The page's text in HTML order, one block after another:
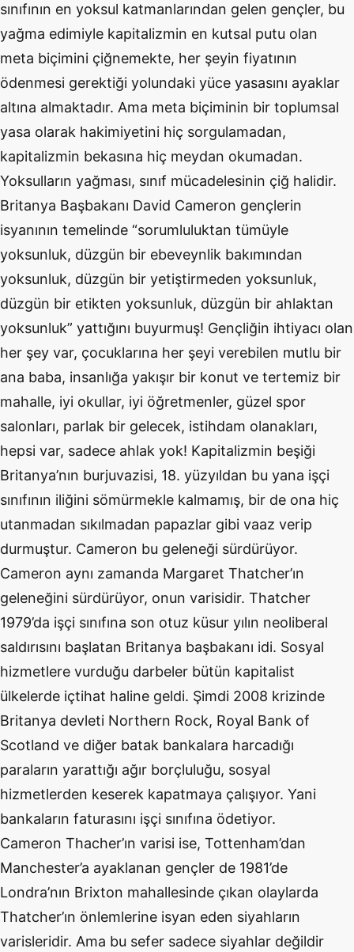
sınıfının en yoksul katmanlarından gelen gençler, bu
yağma edimiyle kapitalizmin en kutsal putu olan
meta biçimini çiğnemekte, her şeyin fiyatının
ödenmesi gerektiği yolundaki yüce yasasını ayaklar
altına almaktadır. Ama meta biçiminin bir toplumsal
yasa olarak hakimiyetini hiç sorgulamadan,
kapitalizmin bekasına hiç meydan okumadan.
Yoksulların yağması, sınıf mücadelesinin çiğ halidir.
Britanya Başbakanı David Cameron gençlerin
isyanının temelinde “sorumluluktan tümüyle
yoksunluk, düzgün bir ebeveynlik bakımından
yoksunluk, düzgün bir yetiştirmeden yoksunluk,
düzgün bir etikten yoksunluk, düzgün bir ahlaktan
yoksunluk” yattığını buyurmuş! Gençliğin ihtiyacı olan
her şey var, çocuklarına her şeyi verebilen mutlu bir
ana baba, insanlığa yakışır bir konut ve tertemiz bir
mahalle, iyi okullar, iyi öğretmenler, güzel spor
salonları, parlak bir gelecek, istihdam olanakları,
hepsi var, sadece ahlak yok! Kapitalizmin beşiği
Britanya’nın burjuvazisi, 18. yüzyıldan bu yana işçi
sınıfının iliğini sömürmekle kalmamış, bir de ona hiç
utanmadan sıkılmadan papazlar gibi vaaz verip
durmuştur. Cameron bu geleneği sürdürüyor.
Cameron aynı zamanda Margaret Thatcher’ın
geleneğini sürdürüyor, onun varisidir. Thatcher
1979’da işçi sınıfına son otuz küsur yılın neoliberal
saldırısını başlatan Britanya başbakanı idi. Sosyal
hizmetlere vurduğu darbeler bütün kapitalist
ülkelerde içtihat haline geldi. Şimdi 2008 krizinde
Britanya devleti Northern Rock, Royal Bank of
Scotland ve diğer batak bankalara harcadığı
paraların yarattığı ağır borçluluğu, sosyal
hizmetlerden keserek kapatmaya çalışıyor. Yani
bankaların faturasını işçi sınıfına ödetiyor.
Cameron Thacher’ın varisi ise, Tottenham’dan
Manchester’a ayaklanan gençler de 1981’de
Londra’nın Brixton mahallesinde çıkan olaylarda
Thatcher’ın önlemlerine isyan eden siyahların
varisleridir. Ama bu sefer sadece siyahlar değildir